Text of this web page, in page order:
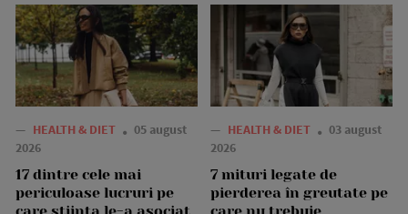
— HEALTH & DIET
05 august
2026
17 dintre cele mai
periculoase lucruri pe
care știința le-a asociat
— HEALTH & DIET
03 august
2026
7 mituri legate de
pierderea în greutate pe
care nu trebuie